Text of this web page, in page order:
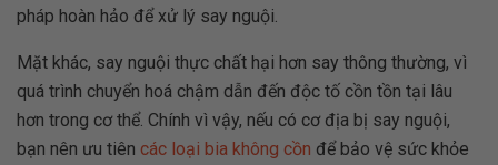
pháp hoàn hảo để xử lý say nguội.
Mặt khác, say nguội thực chất hại hơn say thông thường, vì
quá trình chuyển hoá chậm dẫn đến độc tố cồn tồn tại lâu
hơn trong cơ thể. Chính vì vậy, nếu có cơ địa bị say nguội,
bạn nên ưu tiên các loại bia không cồn để bảo vệ sức khỏe